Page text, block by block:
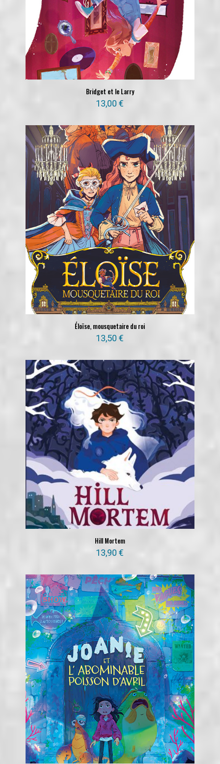
Bridget et le Larry
13,00€
Éloïse, mousquetaire du roi
13,50€
Hill Mortem
13,90€